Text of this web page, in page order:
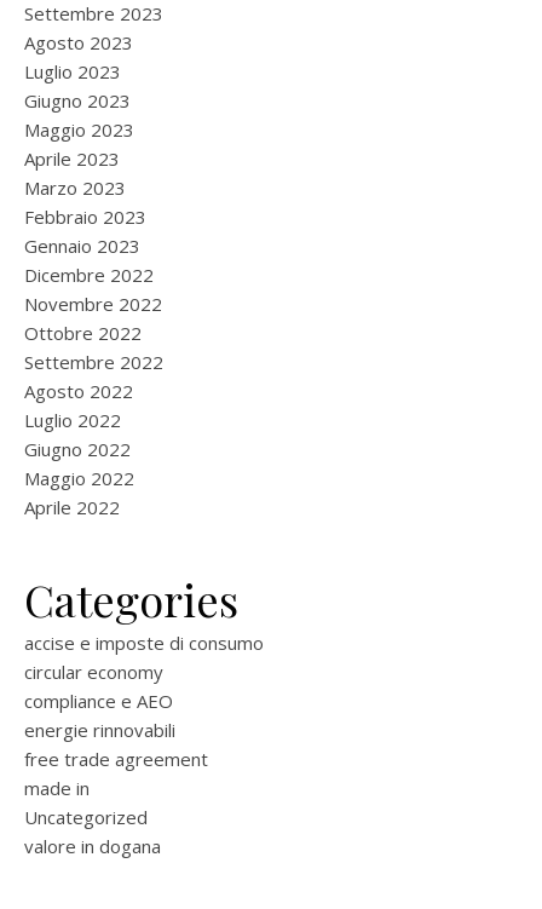
Settembre 2023
Agosto 2023
Luglio 2023
Giugno 2023
Maggio 2023
Aprile 2023
Marzo 2023
Febbraio 2023
Gennaio 2023
Dicembre 2022
Novembre 2022
Ottobre 2022
Settembre 2022
Agosto 2022
Luglio 2022
Giugno 2022
Maggio 2022
Aprile 2022
Categories
accise e imposte di consumo
circular economy
compliance e AEO
energie rinnovabili
free trade agreement
made in
Uncategorized
valore in dogana